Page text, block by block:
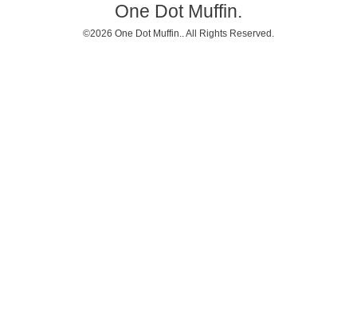
One Dot Muffin.
©2026 One Dot Muffin. . All Rights Reserved.